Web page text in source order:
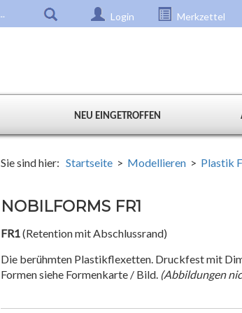
Login Merkzettel
NEU EINGETROFFEN
Sie sind hier:Startseite > Modellieren > Plastik
NOBILFORMS FR1
FR1(Retention mit Abschlussrand)
Die berühmten Plastikflexetten. Druckfest mit
Formen siehe Formenkarte / Bild. (Abbildungen